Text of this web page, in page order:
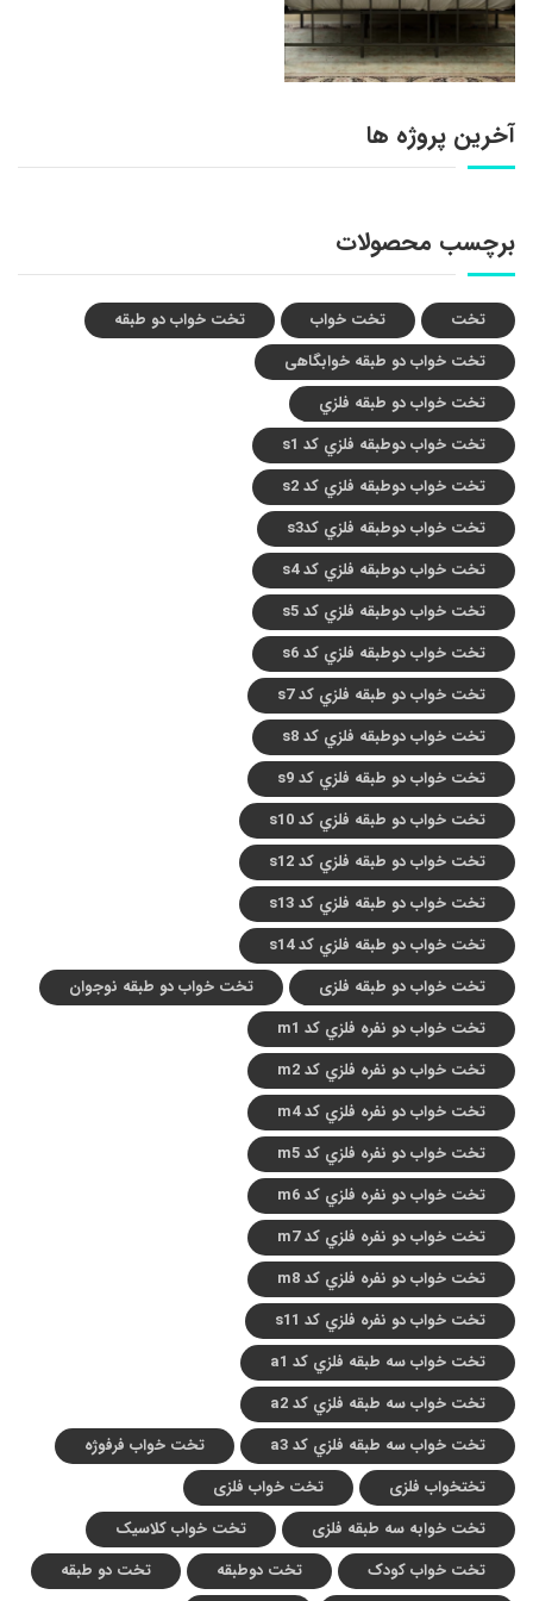
آخرین پروژه ها
برچسب محصولات
تخت تخت خواب
تخت خواب دو طبقه
تخت خواب دو طبقه خوابگاهی
تخت خواب دو طبقه فلزي
تخت خواب دوطبقه فلزي کد s1
تخت خواب دوطبقه فلزي کد s2
تخت خواب دوطبقه فلزي کدs3
تخت خواب دوطبقه فلزي کد s4
تخت خواب دوطبقه فلزي کد s5
تخت خواب دوطبقه فلزي کد s6
تخت خواب دو طبقه فلزي کد s7
تخت خواب دوطبقه فلزي کد s8
تخت خواب دو طبقه فلزي کد s9
تخت خواب دو طبقه فلزي کد s10
تخت خواب دو طبقه فلزي کد s12
تخت خواب دو طبقه فلزي کد s13
تخت خواب دو طبقه فلزي کد s14
تخت خواب دو طبقه فلزی
تخت خواب دو طبقه نوجوان
تخت خواب دو نفره فلزي کد m1
تخت خواب دو نفره فلزي کد m2
تخت خواب دو نفره فلزي کد m4
تخت خواب دو نفره فلزي کد m5
تخت خواب دو نفره فلزي کد m6
تخت خواب دو نفره فلزي کد m7
تخت خواب دو نفره فلزي کد m8
تخت خواب دو نفره فلزي کد s11
تخت خواب سه طبقه فلزي کد a1
تخت خواب سه طبقه فلزي کد a2
تخت خواب سه طبقه فلزي کد a3
تخت خواب فرفوژه
تختخواب فلزی
تخت خواب فلزی
تخت خوابه سه طبقه فلزی
تخت خواب کلاسیک
تخت خواب کودک
تخت دوطبقه
تخت دو طبقه